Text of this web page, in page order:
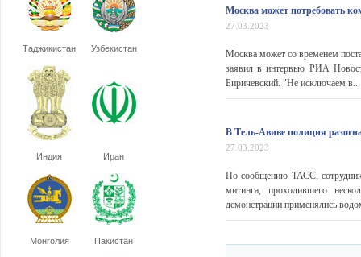
Таджикистан Узбекистан
Индия Иран
Монголия Пакистан
Москва может потребовать
27.03.2023
Москва может со временем
заявил в интервью РИА
Биричевский. "Не исключаем в...
В Тель-Авиве полиция
27.03.2023
По сообщению ТАСС, сотрудники
митинга, проходившего
демонстрации применялись